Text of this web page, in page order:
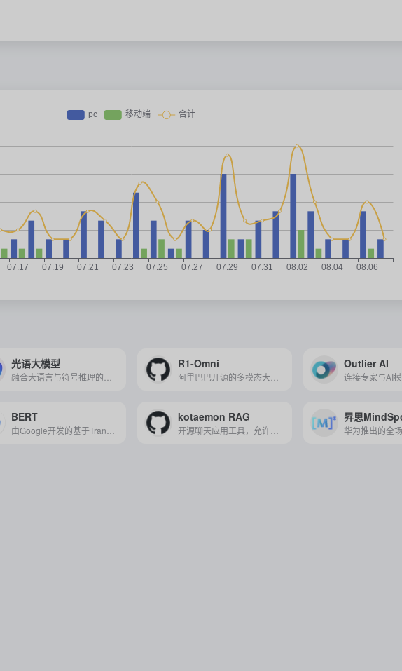
光语大模型 R1-Omni
阿里巴巴开源的多模态大语言模型，运用RLVR技术实现情感识别，提供可解释的推理过程，适用于多场景。
Outlier AI
BERT kotaemon RAG
开源聊天应用工具，允许用户以聊天方式查询并获取文档中的相关信息。
昇思